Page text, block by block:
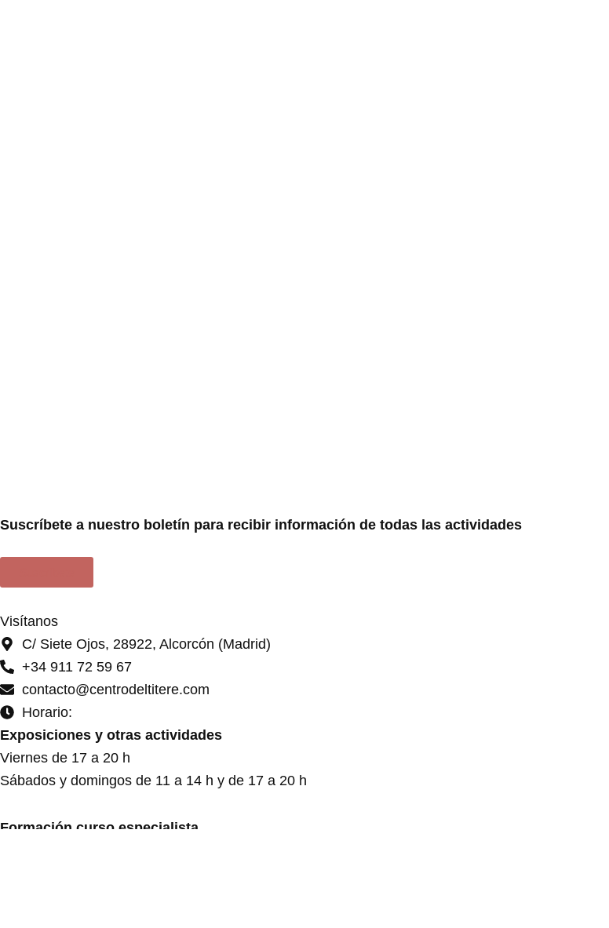
Suscríbete a nuestro boletín para recibir información de todas las actividades
Visítanos
C/ Siete Ojos, 28922, Alcorcón (Madrid)
+34 911 72 59 67
contacto@centrodeltitere.com
Horario:
Exposiciones y otras actividades
Viernes de 17 a 20 h
Sábados y domingos de 11 a 14 h y de 17 a 20 h
Formación curso especialista